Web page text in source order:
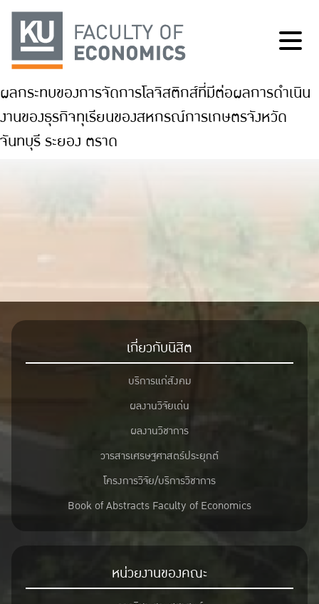
ผลกระทบของการจัดการโลจิสติกส์ที่มีต่อผลการดำเนิน
งานของธุรกิจทุเรียนของสหกรณ์การเกษตรจังหวัด
จันทบุรี ระยอง ตราด
เกี่ยวกับนิสิต
บริการแก่สังคม
ผลงานวิจัยเด่น
ผลงานวิชาการ
วารสารเศรษฐศาสตร์ประยุกต์
โครงการวิจัย/บริการวิชาการ
Book of Abstracts Faculty of Economics
หน่วยงานของคณะ